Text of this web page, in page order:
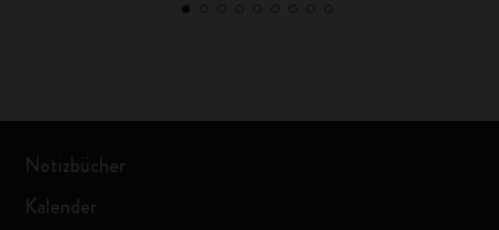
Notizbücher
Kalender